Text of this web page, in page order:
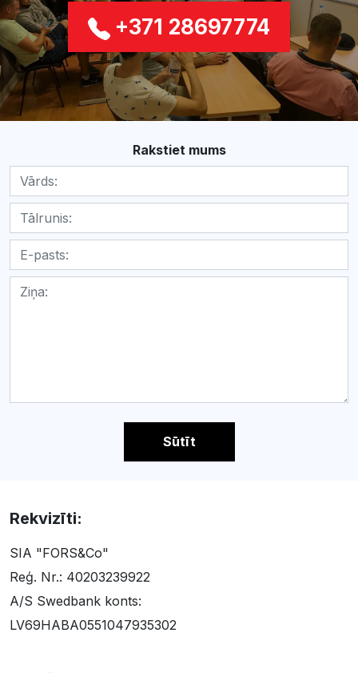
+371 28697774
Rakstiet mums
Sūtīt
Rekvizīti:
SIA "FORS&Co"
Reģ. Nr.: 40203239922
A/S Swedbank konts:
LV69HABA0551047935302